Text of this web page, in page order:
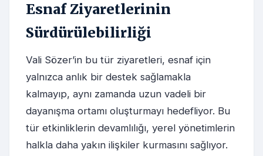
Esnaf Ziyaretlerinin
Sürdürülebilirliği
Vali Sözer’in bu tür ziyaretleri, esnaf için
yalnızca anlık bir destek sağlamakla
kalmayıp, aynı zamanda uzun vadeli bir
dayanışma ortamı oluşturmayı hedefliyor. Bu
tür etkinliklerin devamlılığı, yerel yönetimlerin
halkla daha yakın ilişkiler kurmasını sağlıyor.